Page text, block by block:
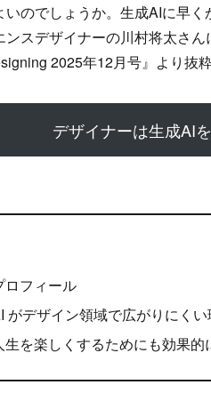
いのでしょうか。生成AIに早
ンスデザイナーの川村将太さ
2025年12月号』より抜粋
デザイナーは生成AI
ロフィール
がデザイン領域で広がりにくい
生を楽しくするためにも効果的